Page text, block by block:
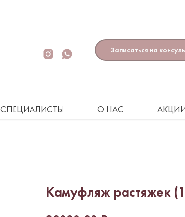
Записаться на
СПЕЦИАЛИСТЫ О НАС АКЦИИ
Камуфляж растяжек